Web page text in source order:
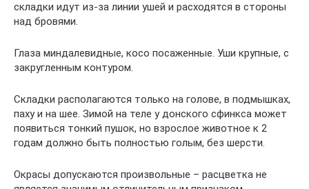
складки идут из-за линии ушей и расходятся в стороны
над бровями.
Глаза миндалевидные, косо посаженные. Уши крупные, с
закругленным контуром.
Складки располагаются только на голове, в подмышках,
паху и на шее. Зимой на теле у донского сфинкса может
появиться тонкий пушок, но взрослое животное к 2
годам должно быть полностью голым, без шерсти.
Окрасы допускаются произвольные – расцветка не